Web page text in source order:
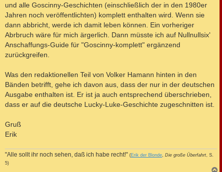
und alle Goscinny-Geschichten (einschließlich der in den 1980er
Jahren noch veröffentlichten) komplett enthalten wird. Wenn sie
dann abbricht, werde ich damit leben können. Ein vorheriger
Abrbruch wäre für mich ärgerlich. Dann müsste ich auf Nullnullsix'
Anschaffungs-Guide für "Goscinny-komplett" ergänzend
zurückgreifen.
Was den redaktionellen Teil von Volker Hamann hinten in den
Bänden betrifft, gehe ich davon aus, dass der nur in der deutschen
Ausgabe enthalten ist. Er ist ja auch entsprechend überschrieben,
dass er auf die deutsche Lucky-Luke-Geschichte zugeschnitten ist.
Gruß
Erik
"Alle sollt ihr noch sehen, daß ich habe recht!" (Erik der Blonde Die große Überfahrt , S.
5)